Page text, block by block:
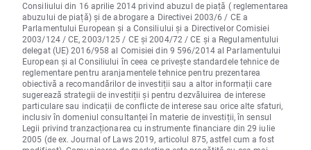
Consiliului din 16 aprilie 2014 privind abuzul de piață ( reglementarea
abuzului de piață) și de abrogare a Directivei 2003/6 / CE a
Parlamentului European și a Consiliului și a Directivelor Comisiei
2003/124 / CE, 2003/125 / CE și 2004/72 / CE și a Regulamentului
delegat (UE) 2016/958 al Comisiei din 9 596/2014 al Parlamentului
European și al Consiliului în ceea ce privește standardele tehnice de
reglementare pentru aranjamentele tehnice pentru prezentarea
obiectivă a recomandărilor de investiții sau a altor informații care
sugerează strategii de investiții și pentru dezvăluirea de interese
particulare sau indicații de conflicte de interese sau orice alte sfaturi,
inclusiv în domeniul consultanței în materie de investiții, în sensul
Legii privind tranzacționarea cu instrumente financiare din 29 iulie
2005 (de ex. Journal of Laws 2019, articolul 875, astfel cum a fost